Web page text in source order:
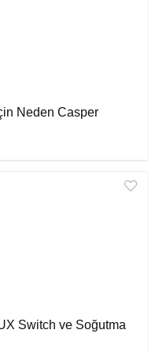
Neden Casper
Switch ve Soğutma